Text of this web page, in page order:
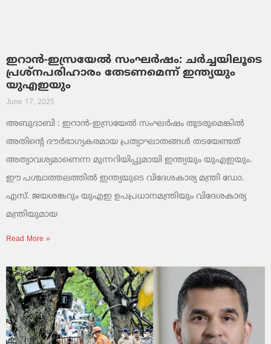
ഇറാൻ-ഇസ്രയേൽ സംഘർഷം: ചർച്ചയിലൂടെ
പ്രശ്നപരിഹാരം തേടണമെന്ന് ഇന്ത്യയും
യുഎഇയും
June 17, 2025
അബുദാബി : ഇറാൻ-ഇസ്രയേൽ സംഘർഷം തുടരുമെങ്കിൽ
അതിന്റെ ദൗർഭാഗ്യകരമായ പ്രത്യാഘാതങ്ങൾ തടയേണ്ടത്
അത്യാവശ്യമാണെന്ന മുന്നറിയിപ്പുമായി ഇന്ത്യയും യുഎഇയും.
ഈ പശ്ചാത്തലത്തിൽ ഇന്ത്യയുടെ വിദേശകാര്യ മന്ത്രി ഡോ.
എസ്. ജയശങ്കറും യുഎഇ ഉപപ്രധാനമന്ത്രിയും വിദേശകാര്യ
മന്ത്രിയുമായ
Read More »